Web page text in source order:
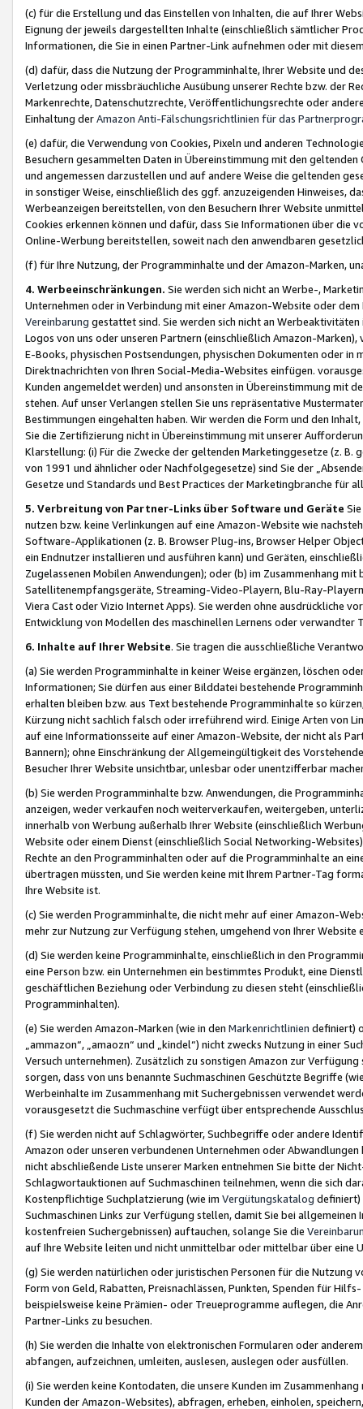
(c) für die Erstellung und das Einstellen von Inhalten, die auf Ihrer
Eignung der jeweils dargestellten Inhalte (einschließlich sämtlicher
Informationen, die Sie in einen Partner-Link aufnehmen oder mit
(d) dafür, dass die Nutzung der Programminhalte, Ihrer Website und
Verletzung oder missbräuchliche Ausübung unserer Rechte bzw. der
Markenrechte, Datenschutzrechte, Veröffentlichungsrechte oder
Einhaltung derAmazon Anti-Fälschungsrichtlinien für das
(e) dafür, die Verwendung von Cookies, Pixeln und anderen
Besuchern gesammelten Daten in Übereinstimmung mit den
und angemessen darzustellen und auf andere Weise die geltenden
in sonstiger Weise, einschließlich des ggf. anzuzeigenden Hinweises,
Werbeanzeigen bereitstellen, von den Besuchern Ihrer Website
Cookies erkennen können und dafür, dass Sie Informationen über die
Online-Werbung bereitstellen, soweit nach den anwendbaren
(f) für Ihre Nutzung, der Programminhalte und der Amazon-Marken,
4. Werbeeinschränkungen. Sie werden sich nicht an Werbe-,
Unternehmen oder in Verbindung mit einer Amazon-Website oder
Vereinbarung gestattet sind. Sie werden sich nicht an
Logos von uns oder unseren Partnern (einschließlich Amazon-
E-Books, physischen Postsendungen, physischen Dokumenten oder in
Direktnachrichten von Ihren Social-Media-Websites einfügen.
Kunden angemeldet werden) und ansonsten in Übereinstimmung mit
stehen. Auf unser Verlangen stellen Sie uns repräsentative
Bestimmungen eingehalten haben. Wir werden die Form und den
Sie die Zertifizierung nicht in Übereinstimmung mit unserer
Klarstellung: (i) Für die Zwecke der geltenden Marketinggesetze (z. B.
von 1991 und ähnlicher oder Nachfolgegesetze) sind Sie der
Gesetze und Standards und Best Practices der Marketingbranche für
5. Verbreitung von Partner-Links über Software und Geräte
nutzen bzw. keine Verlinkungen auf eine Amazon-Website wie
Software-Applikationen (z. B. Browser Plug-ins, Browser Helper
ein Endnutzer installieren und ausführen kann) und Geräten,
Zugelassenen Mobilen Anwendungen); oder (b) im Zusammenhang
Satellitenempfangsgeräte, Streaming-Video-Playern, Blu-Ray-
Viera Cast oder Vizio Internet Apps). Sie werden ohne ausdrückliche
Entwicklung von Modellen des maschinellen Lernens oder
6. Inhalte auf Ihrer Website. Sie tragen die ausschließliche
(a) Sie werden Programminhalte in keiner Weise ergänzen, löschen
Informationen; Sie dürfen aus einer Bilddatei bestehende
erhalten bleiben bzw. aus Text bestehende Programminhalte so
Kürzung nicht sachlich falsch oder irreführend wird. Einige Arten von
auf eine Informationsseite auf einer Amazon-Website, der nicht als
Bannern); ohne Einschränkung der Allgemeingültigkeit des
Besucher Ihrer Website unsichtbar, unlesbar oder unentzifferbar
(b) Sie werden Programminhalte bzw. Anwendungen, die
anzeigen, weder verkaufen noch weiterverkaufen, weitergeben,
innerhalb von Werbung außerhalb Ihrer Website (einschließlich
Website oder einem Dienst (einschließlich Social Networking-
Rechte an den Programminhalten oder auf die Programminhalte an
übertragen müssten, und Sie werden keine mit Ihrem Partner-Tag
Ihre Website ist.
(c) Sie werden Programminhalte, die nicht mehr auf einer Amazon-
mehr zur Nutzung zur Verfügung stehen, umgehend von Ihrer
(d) Sie werden keine Programminhalte, einschließlich in den
eine Person bzw. ein Unternehmen ein bestimmtes Produkt, eine
geschäftlichen Beziehung oder Verbindung zu diesen steht
Programminhalten).
(e) Sie werden Amazon-Marken (wie in den Markenrichtlinien definiert)
„ammazon“, „amaozn“ und „kindel“) nicht zwecks Nutzung in einer
Versuch unternehmen). Zusätzlich zu sonstigen Amazon zur
sorgen, dass von uns benannte Suchmaschinen Geschützte Begriffe
Werbeinhalte im Zusammenhang mit Suchergebnissen verwendet
vorausgesetzt die Suchmaschine verfügt über entsprechende
(f) Sie werden nicht auf Schlagwörter, Suchbegriffe oder andere
Amazon oder unseren verbundenen Unternehmen oder
nicht abschließende Liste unserer Marken entnehmen Sie bitte der
Schlagwortauktionen auf Suchmaschinen teilnehmen, wenn die sich
Kostenpflichtige Suchplatzierung (wie im Vergütungskatalog definiert)
Suchmaschinen Links zur Verfügung stellen, damit Sie bei
kostenfreien Suchergebnissen) auftauchen, solange Sie die
auf Ihre Website leiten und nicht unmittelbar oder mittelbar über eine
(g) Sie werden natürlichen oder juristischen Personen für die Nutzung
Form von Geld, Rabatten, Preisnachlässen, Punkten, Spenden für
beispielsweise keine Prämien- oder Treueprogramme auflegen, die
Partner-Links zu besuchen.
(h) Sie werden die Inhalte von elektronischen Formularen oder
abfangen, aufzeichnen, umleiten, auslesen, auslegen oder ausfüllen.
(i) Sie werden keine Kontodaten, die unsere Kunden im
Kunden der Amazon-Websites), abfragen, erheben, einholen,